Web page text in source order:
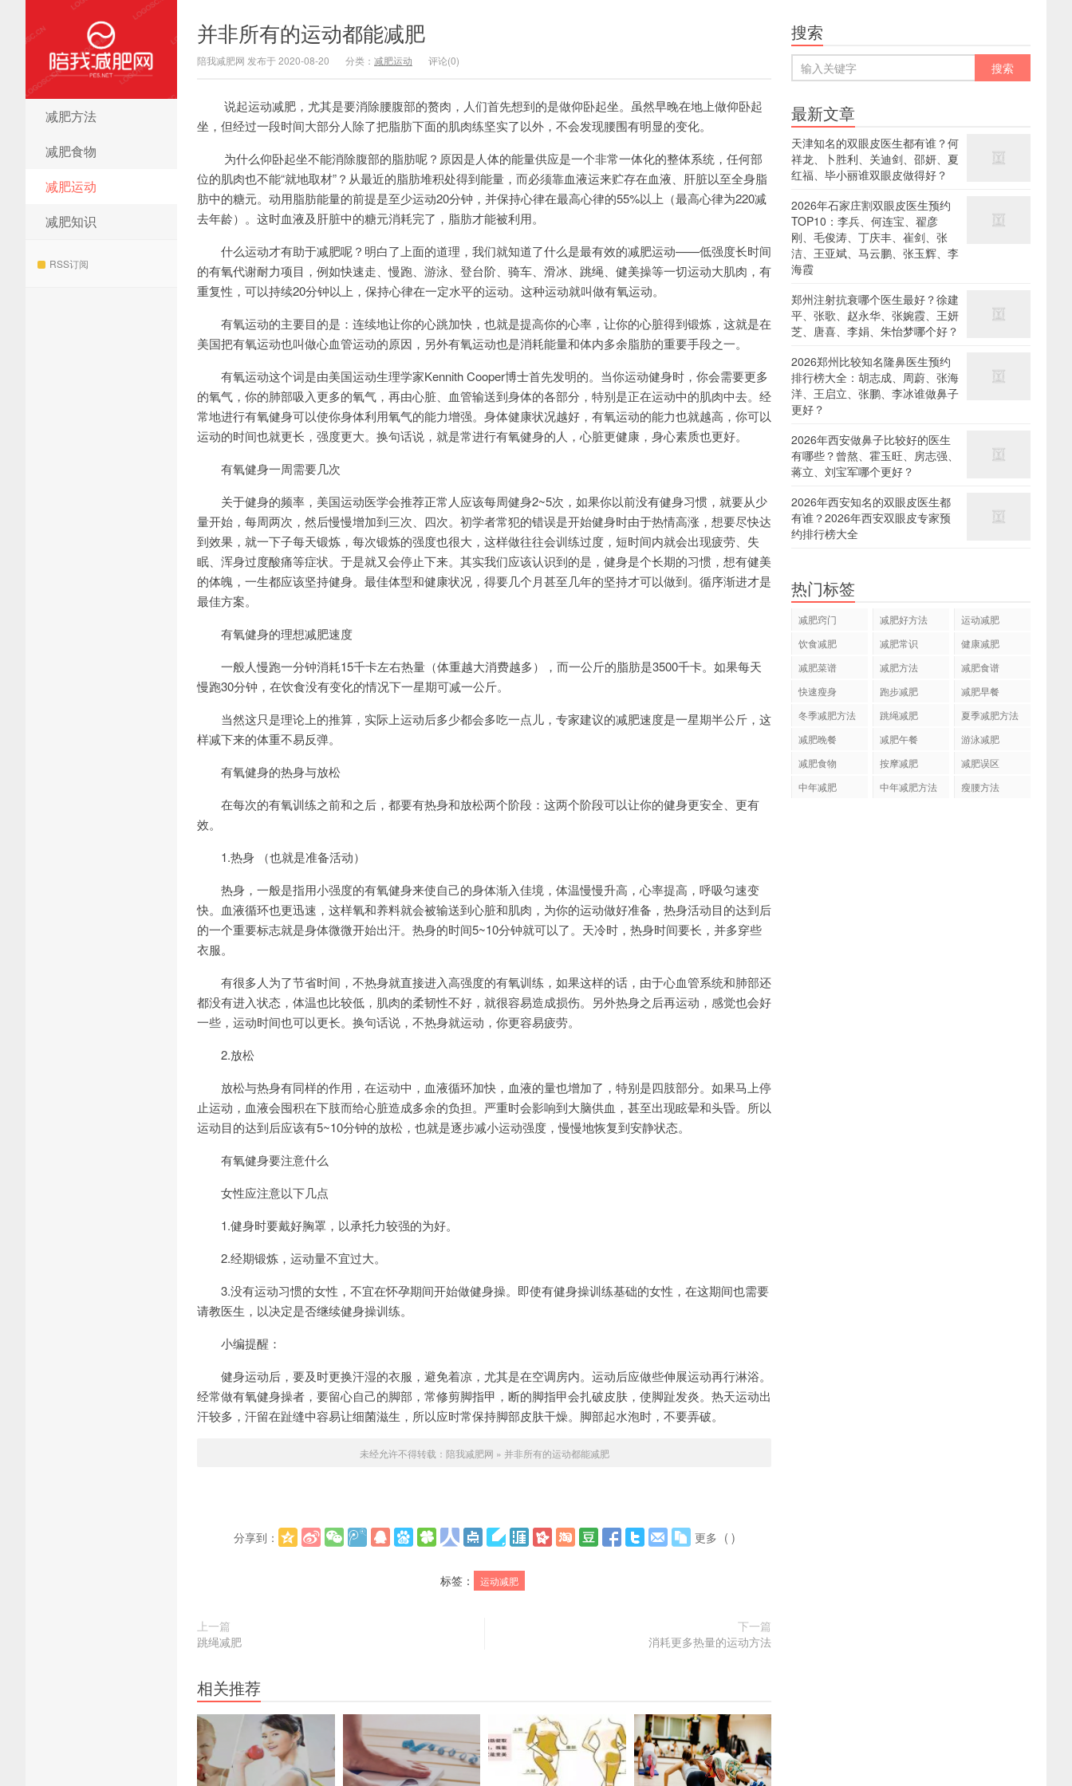
陪我减肥网
减肥方法
减肥食物
减肥运动
减肥知识
RSS订阅
并非所有的运动都能减肥
陪我减肥网 发布于 2020-08-20 分类： 减肥运动 评论(0)
说起运动减肥，尤其是要消除腰腹部的赘肉，人们首先想到的是做仰卧起坐。虽然早晚在地上做仰卧起
坐，但经过一段时间大部分人除了把脂肪下面的肌肉练坚实了以外，不会发现腰围有明显的变化。
为什么仰卧起坐不能消除腹部的脂肪呢？原因是人体的能量供应是一个非常一体化的整体系统，任何部
位的肌肉也不能“就地取材”？从最近的脂肪堆积处得到能量，而必须靠血液运来贮存在血液、肝脏以至全身脂
肪中的糖元。动用脂肪能量的前提是至少运动20分钟，并保持心律在最高心律的55%以上（最高心律为220减
去年龄）。这时血液及肝脏中的糖元消耗完了，脂肪才能被利用。
什么运动才有助于减肥呢？明白了上面的道理，我们就知道了什么是最有效的减肥运动——低强度长时间
的有氧代谢耐力项目，例如快速走、慢跑、游泳、登台阶、骑车、滑冰、跳绳、健美操等一切运动大肌肉，有
重复性，可以持续20分钟以上，保持心律在一定水平的运动。这种运动就叫做有氧运动。
有氧运动的主要目的是：连续地让你的心跳加快，也就是提高你的心率，让你的心脏得到锻炼，这就是在
美国把有氧运动也叫做心血管运动的原因，另外有氧运动也是消耗能量和体内多余脂肪的重要手段之一。
有氧运动这个词是由美国运动生理学家Kennith Cooper博士首先发明的。当你运动健身时，你会需要更多
的氧气，你的肺部吸入更多的氧气，再由心脏、血管输送到身体的各部分，特别是正在运动中的肌肉中去。经
常地进行有氧健身可以使你身体利用氧气的能力增强。身体健康状况越好，有氧运动的能力也就越高，你可以
运动的时间也就更长，强度更大。换句话说，就是常进行有氧健身的人，心脏更健康，身心素质也更好。
有氧健身一周需要几次
关于健身的频率，美国运动医学会推荐正常人应该每周健身2~5次，如果你以前没有健身习惯，就要从少
量开始，每周两次，然后慢慢增加到三次、四次。初学者常犯的错误是开始健身时由于热情高涨，想要尽快达
到效果，就一下子每天锻炼，每次锻炼的强度也很大，这样做往往会训练过度，短时间内就会出现疲劳、失
眠、浑身过度酸痛等症状。于是就又会停止下来。其实我们应该认识到的是，健身是个长期的习惯，想有健美
的体魄，一生都应该坚持健身。最佳体型和健康状况，得要几个月甚至几年的坚持才可以做到。循序渐进才是
最佳方案。
有氧健身的理想减肥速度
一般人慢跑一分钟消耗15千卡左右热量（体重越大消费越多），而一公斤的脂肪是3500千卡。如果每天
慢跑30分钟，在饮食没有变化的情况下一星期可减一公斤。
当然这只是理论上的推算，实际上运动后多少都会多吃一点儿，专家建议的减肥速度是一星期半公斤，这
样减下来的体重不易反弹。
有氧健身的热身与放松
在每次的有氧训练之前和之后，都要有热身和放松两个阶段：这两个阶段可以让你的健身更安全、更有
效。
1.热身 （也就是准备活动）
热身，一般是指用小强度的有氧健身来使自己的身体渐入佳境，体温慢慢升高，心率提高，呼吸匀速变
快。血液循环也更迅速，这样氧和养料就会被输送到心脏和肌肉，为你的运动做好准备，热身活动目的达到后
的一个重要标志就是身体微微开始出汗。热身的时间5~10分钟就可以了。天冷时，热身时间要长，并多穿些
衣服。
有很多人为了节省时间，不热身就直接进入高强度的有氧训练，如果这样的话，由于心血管系统和肺部还
都没有进入状态，体温也比较低，肌肉的柔韧性不好，就很容易造成损伤。另外热身之后再运动，感觉也会好
一些，运动时间也可以更长。换句话说，不热身就运动，你更容易疲劳。
2.放松
放松与热身有同样的作用，在运动中，血液循环加快，血液的量也增加了，特别是四肢部分。如果马上停
止运动，血液会囤积在下肢而给心脏造成多余的负担。严重时会影响到大脑供血，甚至出现眩晕和头昏。所以
运动目的达到后应该有5~10分钟的放松，也就是逐步减小运动强度，慢慢地恢复到安静状态。
有氧健身要注意什么
女性应注意以下几点
1.健身时要戴好胸罩，以承托力较强的为好。
2.经期锻炼，运动量不宜过大。
3.没有运动习惯的女性，不宜在怀孕期间开始做健身操。即使有健身操训练基础的女性，在这期间也需要
请教医生，以决定是否继续健身操训练。
小编提醒：
健身运动后，要及时更换汗湿的衣服，避免着凉，尤其是在空调房内。运动后应做些伸展运动再行淋浴。
经常做有氧健身操者，要留心自己的脚部，常修剪脚指甲，断的脚指甲会扎破皮肤，使脚趾发炎。热天运动出
汗较多，汗留在趾缝中容易让细菌滋生，所以应时常保持脚部皮肤干燥。脚部起水泡时，不要弄破。
未经允许不得转载： 陪我减肥网 » 并非所有的运动都能减肥
分享到： 更多 ( )
标签： 运动减肥
上一篇
跳绳减肥
下一篇
消耗更多热量的运动方法
相关推荐
搜索
最新文章
天津知名的双眼皮医生都有谁？何
祥龙、卜胜利、关迪剑、邵妍、夏
红福、毕小丽谁双眼皮做得好？
2026年石家庄割双眼皮医生预约
TOP10：李兵、何连宝、翟彦
刚、毛俊涛、丁庆丰、崔剑、张
洁、王亚斌、马云鹏、张玉辉、李
海霞
郑州注射抗衰哪个医生最好？徐建
平、张歌、赵永华、张婉霞、王妍
芝、唐喜、李娟、朱怡梦哪个好？
2026郑州比较知名隆鼻医生预约
排行榜大全：胡志成、周蔚、张海
洋、王启立、张鹏、李冰谁做鼻子
更好？
2026年西安做鼻子比较好的医生
有哪些？曾熬、霍玉旺、房志强、
蒋立、刘宝军哪个更好？
2026年西安知名的双眼皮医生都
有谁？2026年西安双眼皮专家预
约排行榜大全
热门标签
减肥窍门 减肥好方法
运动减肥
饮食减肥
减肥常识
健康减肥
减肥菜谱
减肥方法
减肥食谱
快速瘦身
跑步减肥
减肥早餐
冬季减肥方法
跳绳减肥
夏季减肥方法
减肥晚餐
减肥午餐
游泳减肥
减肥食物
按摩减肥
减肥误区
中年减肥
中年减肥方法 瘦腰方法